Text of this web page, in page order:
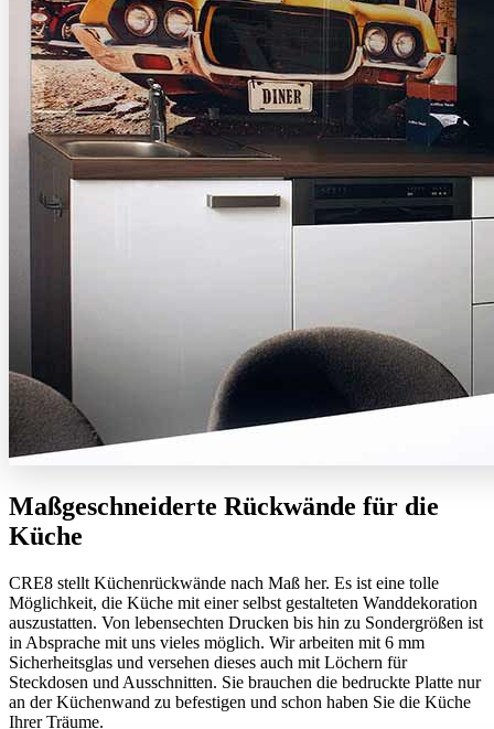
Maßgeschneiderte Rückwände für die
Küche
CRE8 stellt Küchenrückwände nach Maß her. Es ist eine tolle
Möglichkeit, die Küche mit einer selbst gestalteten Wanddekoration
auszustatten. Von lebensechten Drucken bis hin zu Sondergrößen ist
in Absprache mit uns vieles möglich. Wir arbeiten mit 6 mm
Sicherheitsglas und versehen dieses auch mit Löchern für
Steckdosen und Ausschnitten. Sie brauchen die bedruckte Platte nur
an der Küchenwand zu befestigen und schon haben Sie die Küche
Ihrer Träume.